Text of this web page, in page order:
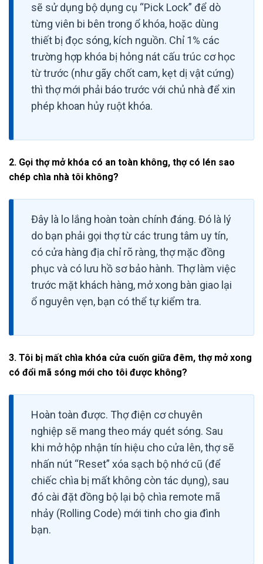
sẽ sử dụng bộ dụng cụ “Pick Lock” để dò
từng viên bi bên trong ổ khóa, hoặc dùng
thiết bị đọc sóng, kích nguồn. Chỉ 1% các
trường hợp khóa bị hỏng nát cấu trúc cơ học
từ trước (như gãy chốt cam, kẹt dị vật cứng)
thì thợ mới phải báo trước với chủ nhà để xin
phép khoan hủy ruột khóa.
2. Gọi thợ mở khóa có an toàn không, thợ có lén sao
chép chìa nhà tôi không?
Đây là lo lắng hoàn toàn chính đáng. Đó là lý
do bạn phải gọi thợ từ các trung tâm uy tín,
có cửa hàng địa chỉ rõ ràng, thợ mặc đồng
phục và có lưu hồ sơ bảo hành. Thợ làm việc
trước mặt khách hàng, mở xong bàn giao lại
ổ nguyên vẹn, bạn có thể tự kiểm tra.
3. Tôi bị mất chìa khóa cửa cuốn giữa đêm, thợ mở xong
có đổi mã sóng mới cho tôi được không?
Hoàn toàn được. Thợ điện cơ chuyên
nghiệp sẽ mang theo máy quét sóng. Sau
khi mở hộp nhận tín hiệu cho cửa lên, thợ sẽ
nhấn nút “Reset” xóa sạch bộ nhớ cũ (để
chiếc chìa bị mất không còn tác dụng), sau
đó cài đặt đồng bộ lại bộ chìa remote mã
nhảy (Rolling Code) mới tinh cho gia đình
bạn.